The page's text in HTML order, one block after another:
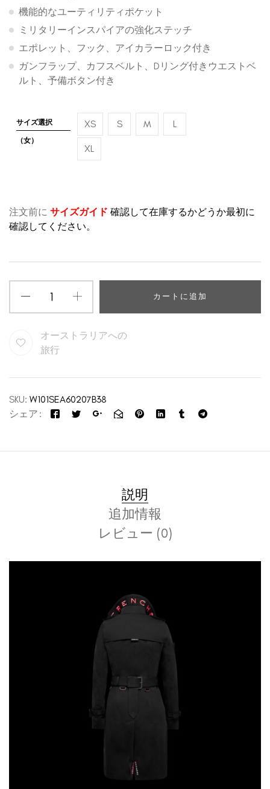
機能的なユーティリティポケット
ミリタリーインスパイアの強化ステッチ
エポレット、フック、アイカラーロック付き
ガンフラップ、カフスベルト、Dリング付きウエストベ
ルト、予備ボタン付き
サイズ選択
（女）
XS S M L
XL
注文前に サイズガイド 確認して在庫するかどうか最初に
確認してください。
カートに追加
オーストラリアへの
旅行
SKU: W101SEA60207B38
シェア
説明
追加情報
レビュー (0)